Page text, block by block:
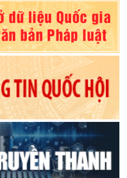
họp thứ Hai, Hội đồng nhân dân tỉnh
- 2031
Ủy viên Ủy ban nhân dân tỉnh
- 2031
- TP25
đê - TP24
đê - TP23